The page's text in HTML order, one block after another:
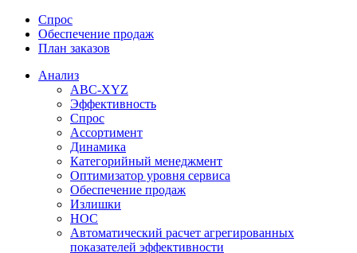
Спрос
Обеспечение продаж
План заказов
Анализ
ABC-XYZ
Эффективность
Спрос
Ассортимент
Динамика
Категорийный менеджмент
Оптимизатор уровня сервиса
Обеспечение продаж
Излишки
НОС
Автоматический расчет агрегированных
показателей эффективности